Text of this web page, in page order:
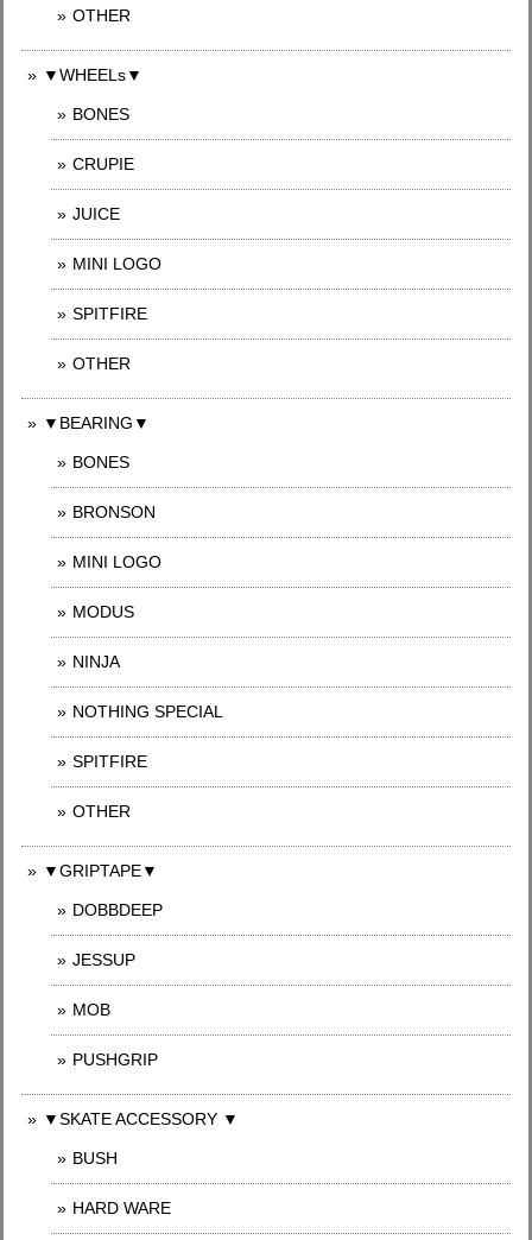
OTHER
▼WHEELs▼
BONES
CRUPIE
JUICE
MINI LOGO
SPITFIRE
OTHER
▼BEARING▼
BONES
BRONSON
MINI LOGO
MODUS
NINJA
NOTHING SPECIAL
SPITFIRE
OTHER
▼GRIPTAPE▼
DOBBDEEP
JESSUP
MOB
PUSHGRIP
▼SKATE ACCESSORY ▼
BUSH
HARD WARE